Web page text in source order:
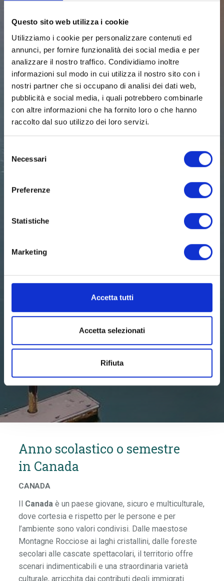
Questo sito web utilizza i cookie
Utilizziamo i cookie per personalizzare contenuti ed
annunci, per fornire funzionalità dei social media e per
analizzare il nostro traffico. Condividiamo inoltre
informazioni sul modo in cui utilizza il nostro sito con i
nostri partner che si occupano di analisi dei dati web,
pubblicità e social media, i quali potrebbero combinarle
con altre informazioni che ha fornito loro o che hanno
raccolto dal suo utilizzo dei loro servizi.
delNecessari
Preferenze
Statistiche
Marketing
Accetta tutti
Accetta selezionati
Rifiuta
Anno scolastico o semestre
in Canada
CANADA
Il Canada è un paese giovane, sicuro e multiculturale,
dove cortesia e rispetto per le persone e per
l’ambiente sono valori condivisi. Dalle maestose
Montagne Rocciose ai laghi cristallini, dalle foreste
secolari alle cascate spettacolari, il territorio offre
scenari indimenticabili e una straordinaria varietà
culturale, arricchita dai contributi degli immigrati